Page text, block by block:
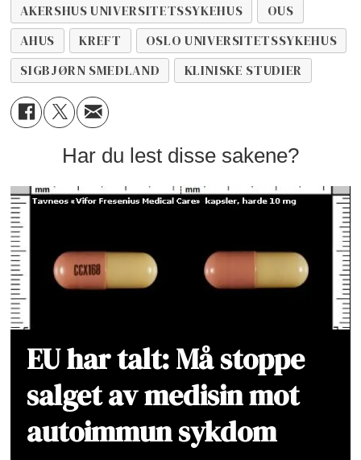
AKERSHUS UNIVERSITETSSYKEHUS
OUS
AHUS
KREFT
OSLO UNIVERSITETSSYKEHUS
SIGBJØRN SMEDLAND
KLINISKE STUDIER
Har du lest disse sakene?
EU har talt: Må stoppe
salget av medisin mot
autoimmun sykdom